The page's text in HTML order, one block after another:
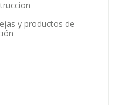
y productos de